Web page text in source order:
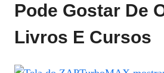
Pode Gostar De
Livros E Cursos